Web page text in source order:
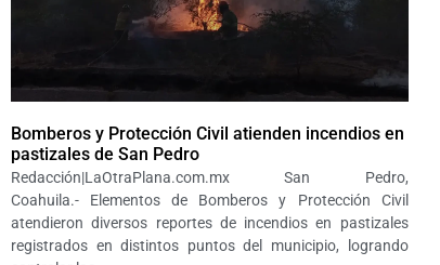
Bomberos y Protección Civil atienden incendios en
pastizales de San Pedro
Redacción|LaOtraPlana.com.mx San Pedro,
Coahuila.- Elementos de Bomberos y Protección Civil
atendieron diversos reportes de incendios en pastizales
registrados en distintos puntos del municipio, logrando